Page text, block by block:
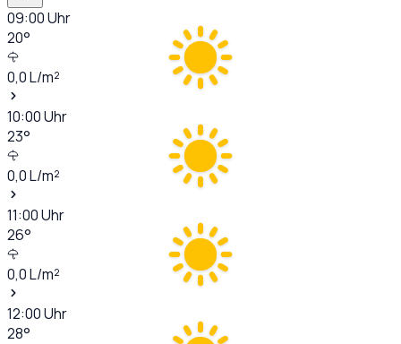
09:00Uhr
20°
0,0L/m²
10:00Uhr
23°
0,0L/m²
11:00Uhr
26°
0,0L/m²
12:00Uhr
28°